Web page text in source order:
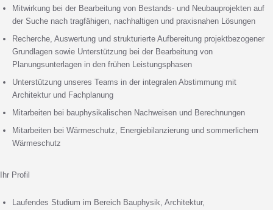
Mitwirkung bei der Bearbeitung von Bestands- und Neubauprojekten auf
der Suche nach tragfähigen, nachhaltigen und praxisnahen Lösungen
Recherche, Auswertung und strukturierte Aufbereitung projektbezogener
Grundlagen sowie Unterstützung bei der Bearbeitung von
Planungsunterlagen in den frühen Leistungsphasen
Unterstützung unseres Teams in der integralen Abstimmung mit
Architektur und Fachplanung
Mitarbeiten bei bauphysikalischen Nachweisen und Berechnungen
Mitarbeiten bei Wärmeschutz, Energiebilanzierung und sommerlichem
Wärmeschutz
Ihr Profil
Laufendes Studium im Bereich Bauphysik, Architektur,